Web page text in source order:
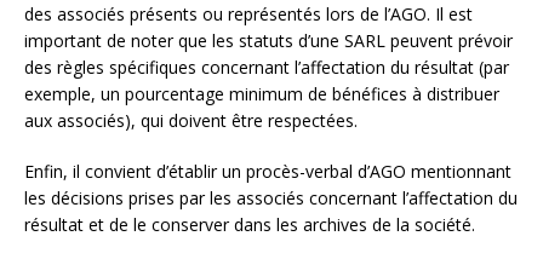
des associés présents ou représentés lors de l’AGO. Il est
important de noter que les statuts d’une SARL peuvent prévoir
des règles spécifiques concernant l’affectation du résultat (par
exemple, un pourcentage minimum de bénéfices à distribuer
aux associés), qui doivent être respectées.
Enfin, il convient d’établir un procès-verbal d’AGO mentionnant
les décisions prises par les associés concernant l’affectation du
résultat et de le conserver dans les archives de la société.